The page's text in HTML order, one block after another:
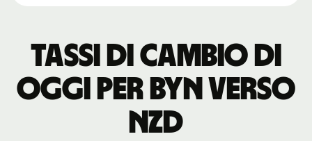
Tassi di cambio di
oggi per BYN verso
NZD